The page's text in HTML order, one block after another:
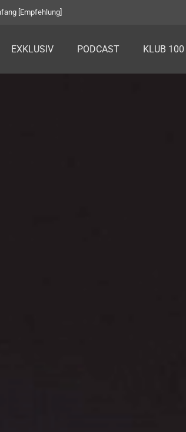
[Empfehlung]
EXKLUSIV PODCAST KLUB 100